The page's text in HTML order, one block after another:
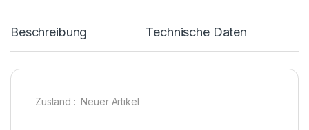
Beschreibung Technische Daten
Zustand : Neuer Artikel